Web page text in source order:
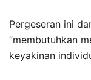
Pergeseran ini
”membutuhkan
keyakinan